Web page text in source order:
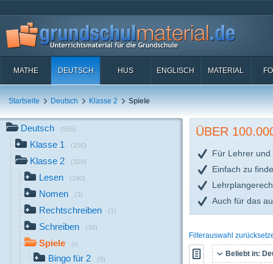
MATHE DEUTSCH HUS ENGLISCH MATERIAL
Startseite Deutsch Klasse 2 Spiele
Deutsch (555)
Klasse 1 (156)
Klasse 2 (328)
Lesen (190)
Nomen (3)
Rechtschreiben (1)
Schreiben (39)
Spiele (9)
Bingo für 2 (9)
ÜBER
Für Lehrer und
Einfach zu
Auch für das
Filterauswahl
Beliebt in: